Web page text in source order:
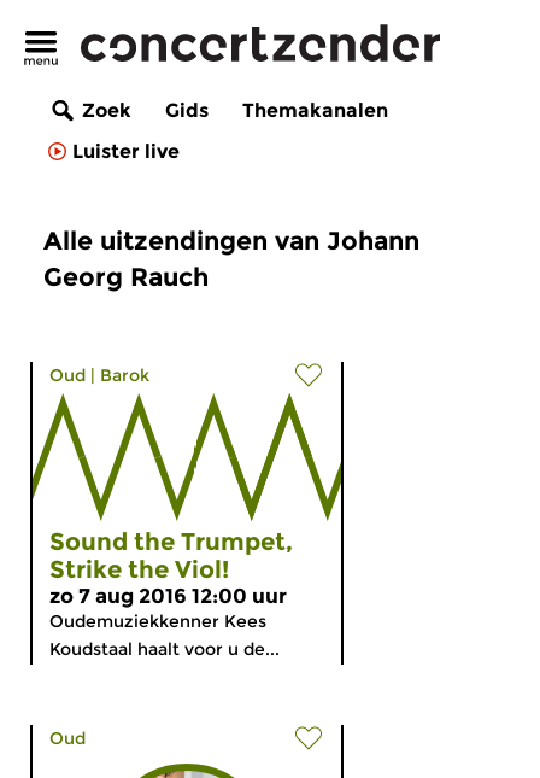
Zoek Gids
Themakanalen
Luister live
Alle uitzendingen van Johann
Georg Rauch
Oud | Barok
Sound the Trumpet,
Strike the Viol!
zo 7 aug 2016 12:00 uur
Oudemuziekkenner Kees
Koudstaal haalt voor u de...
Oud